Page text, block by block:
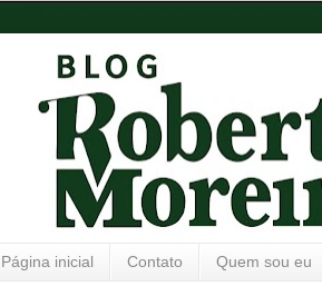
Página inicial Contato Quem sou eu